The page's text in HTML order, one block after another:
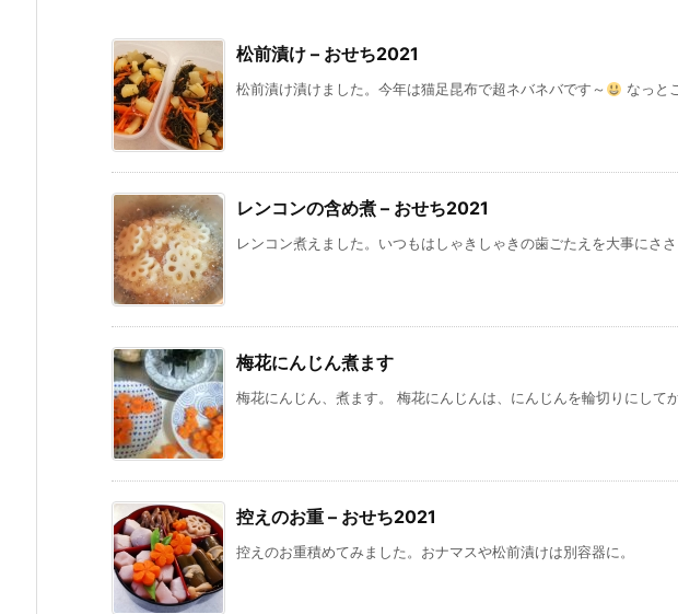
松前漬け – おせち2021
松前漬け漬けました。今年は猫足昆布で超ネバネバです～ なっと
レンコンの含め煮 – おせち2021
レンコン煮えました。いつもはしゃきしゃきの歯ごたえを大事にさ
梅花にんじん煮ます
梅花にんじん、煮ます。 梅花にんじんは、にんじんを輪切りにして
控えのお重 – おせち2021
控えのお重積めてみました。おナマスや松前漬けは別容器に。